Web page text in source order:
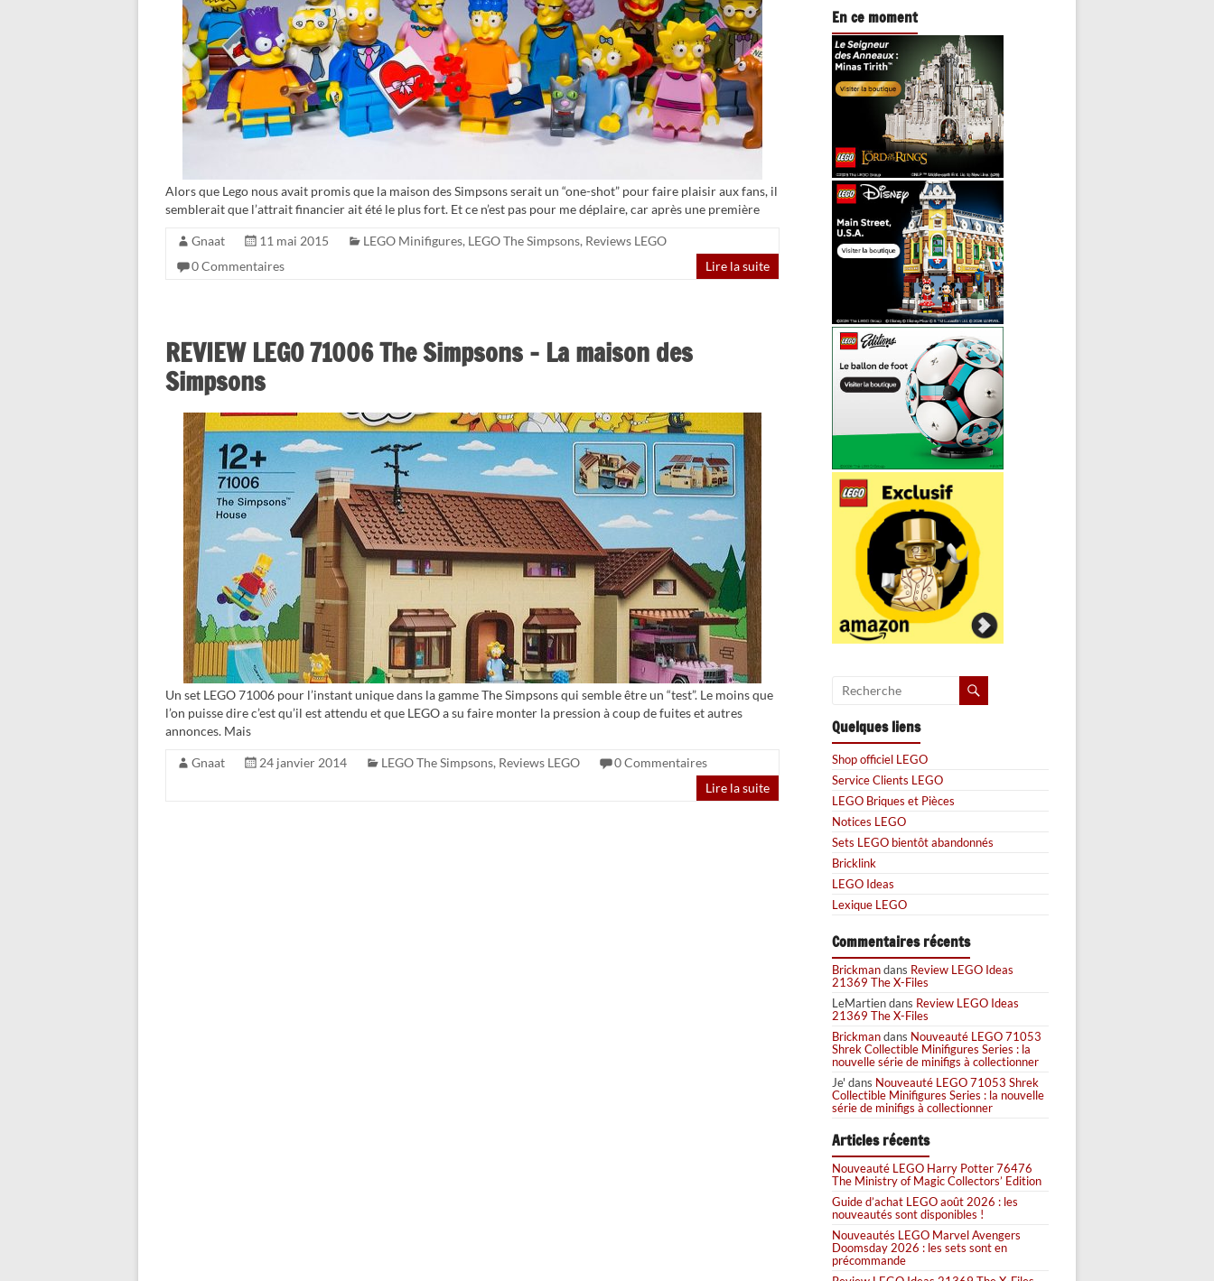
Alors que Lego nous avait promis que la maison des Simpsons serait un “one-shot” pour faire plaisir aux fans, il
semblerait que l’attrait financier ait été le plus fort. Et ce n’est pas pour me déplaire, car après une première
Gnaat 11 mai 2015 LEGO Minifigures, LEGO The Simpsons, Reviews LEGO
0 Commentaires
Lire la suite
REVIEW LEGO 71006 The Simpsons – La maison des
Simpsons
Un set LEGO 71006 pour l’instant unique dans la gamme The Simpsons qui semble être un “test”. Le moins que
l’on puisse dire c’est qu’il est attendu et que LEGO a su faire monter la pression à coup de fuites et autres
annonces. Mais
Gnaat 24 janvier 2014 LEGO The Simpsons, Reviews LEGO
0 Commentaires
Lire la suite
En ce moment
Quelques liens
Shop officiel LEGO
Service Clients LEGO
LEGO Briques et Pièces
Notices LEGO
Sets LEGO bientôt abandonnés
Bricklink
LEGO Ideas
Lexique LEGO
Commentaires récents
Brickmandans Review LEGO Ideas
21369 The X-Files
LeMartiendans Review LEGO Ideas
21369 The X-Files
Brickmandans Nouveauté LEGO 71053
Shrek Collectible Minifigures Series : la
nouvelle série de minifigs à collectionner
Je' dans Nouveauté LEGO 71053 Shrek
Collectible Minifigures Series : la nouvelle
série de minifigs à collectionner
Articles récents
Nouveauté LEGO Harry Potter 76476
The Ministry of Magic Collectors’ Edition
Guide d’achat LEGO août 2026 : les
nouveautés sont disponibles !
Nouveautés LEGO Marvel Avengers
Doomsday 2026 : les sets sont en
précommande